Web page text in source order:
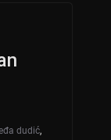
dudić,